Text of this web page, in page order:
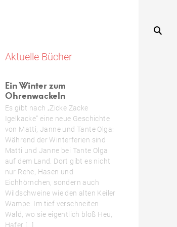
Aktuelle Bücher
Ein Winter zum
Ohrenwackeln
Es gibt nach „Zicke Zacke
Igelkacke“ eine neue Geschichte
von Matti, Janne und Tante Olga:
Während der Winterferien sind
Matti und Janne bei Tante Olga
auf dem Land. Dort gibt es nicht
nur Rehe, Hasen und
Eichhörnchen, sondern auch
Wildschweine wie den alten Keiler
Wampe. Im tief verschneiten
Wald, wo sie eigentlich bloß Heu,
Hafer […]